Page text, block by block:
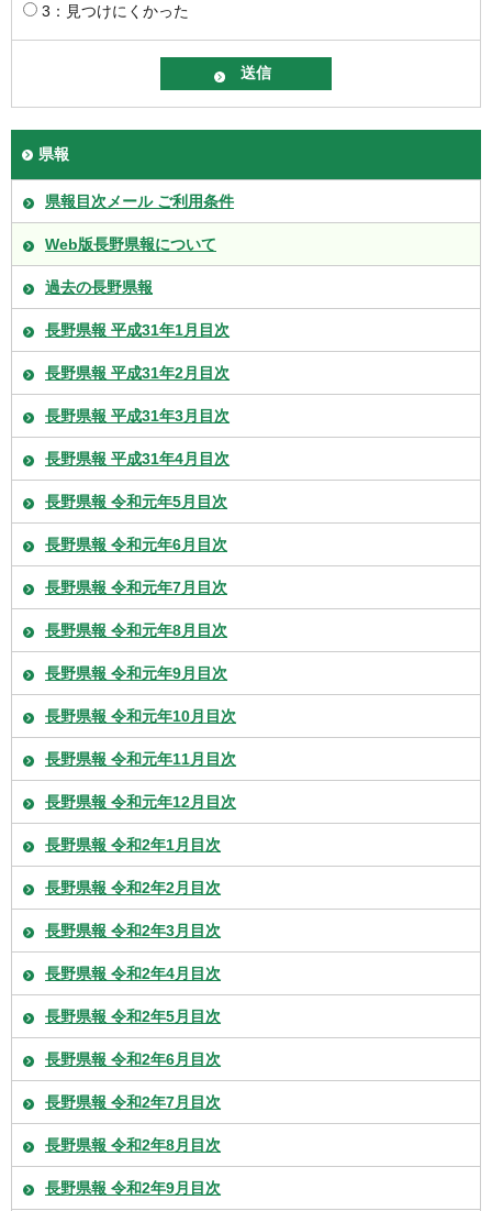
3：見つけにくかった
県報
県報目次メール ご利用条件
Web版長野県報について
過去の長野県報
長野県報 平成31年1月目次
長野県報 平成31年2月目次
長野県報 平成31年3月目次
長野県報 平成31年4月目次
長野県報 令和元年5月目次
長野県報 令和元年6月目次
長野県報 令和元年7月目次
長野県報 令和元年8月目次
長野県報 令和元年9月目次
長野県報 令和元年10月目次
長野県報 令和元年11月目次
長野県報 令和元年12月目次
長野県報 令和2年1月目次
長野県報 令和2年2月目次
長野県報 令和2年3月目次
長野県報 令和2年4月目次
長野県報 令和2年5月目次
長野県報 令和2年6月目次
長野県報 令和2年7月目次
長野県報 令和2年8月目次
長野県報 令和2年9月目次